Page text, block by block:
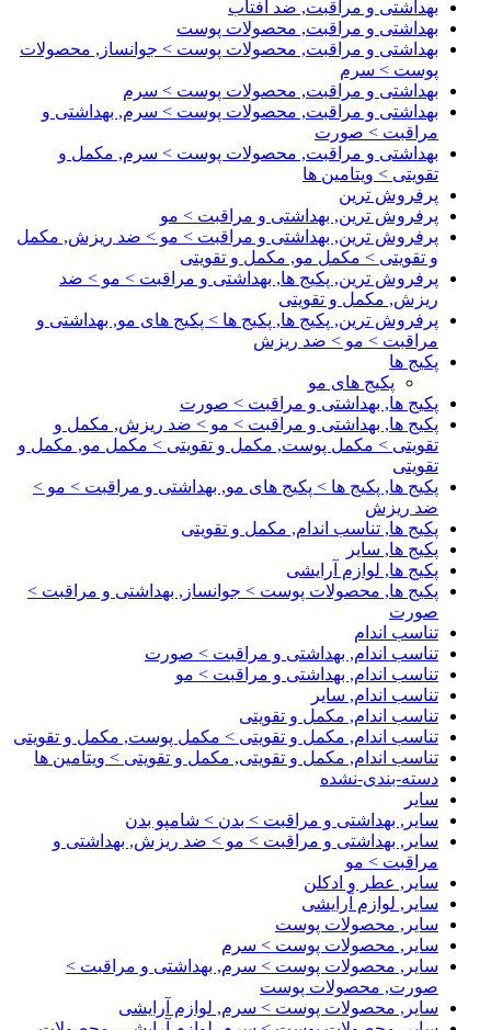
بهداشتی و مراقبت, ضد آفتاب
بهداشتی و مراقبت, محصولات پوست
بهداشتی و مراقبت, محصولات پوست > جوانساز, محصولات
پوست > سرم
بهداشتی و مراقبت, محصولات پوست > سرم
بهداشتی و مراقبت, محصولات پوست > سرم, بهداشتی و
مراقبت > صورت
بهداشتی و مراقبت, محصولات پوست > سرم, مکمل و
تقویتی > ویتامین ها
پرفروش ترین
پرفروش ترین, بهداشتی و مراقبت > مو
پرفروش ترین, بهداشتی و مراقبت > مو > ضد ریزش, مکمل
و تقویتی > مکمل مو, مکمل و تقویتی
پرفروش ترین, پکیج ها, بهداشتی و مراقبت > مو > ضد
ریزش, مکمل و تقویتی
پرفروش ترین, پکیج ها, پکیج ها > پکیج های مو, بهداشتی و
مراقبت > مو > ضد ریزش
پکیج ها
پکیج های مو
پکیج ها, بهداشتی و مراقبت > صورت
پکیج ها, بهداشتی و مراقبت > مو > ضد ریزش, مکمل و
تقویتی > مکمل پوست, مکمل و تقویتی > مکمل مو, مکمل و
تقویتی
پکیج ها, پکیج ها > پکیج های مو, بهداشتی و مراقبت > مو >
ضد ریزش
پکیج ها, تناسب اندام, مکمل و تقویتی
پکیج ها, سایر
پکیج ها, لوازم آرایشی
پکیج ها, محصولات پوست > جوانساز, بهداشتی و مراقبت >
صورت
تناسب اندام
تناسب اندام, بهداشتی و مراقبت > صورت
تناسب اندام, بهداشتی و مراقبت > مو
تناسب اندام, سایر
تناسب اندام, مکمل و تقویتی
تناسب اندام, مکمل و تقویتی > مکمل پوست, مکمل و تقویتی
تناسب اندام, مکمل و تقویتی, مکمل و تقویتی > ویتامین ها
دسته-بندی-نشده
سایر
سایر, بهداشتی و مراقبت > بدن > شامپو بدن
سایر, بهداشتی و مراقبت > مو > ضد ریزش, بهداشتی و
مراقبت > مو
سایر, عطر و ادکلن
سایر, لوازم آرایشی
سایر, محصولات پوست
سایر, محصولات پوست > سرم
سایر, محصولات پوست > سرم, بهداشتی و مراقبت >
صورت, محصولات پوست
سایر, محصولات پوست > سرم, لوازم آرایشی